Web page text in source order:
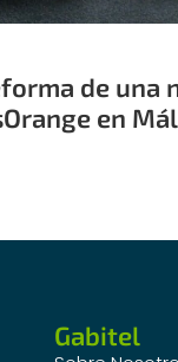
de una
en
Gabitel